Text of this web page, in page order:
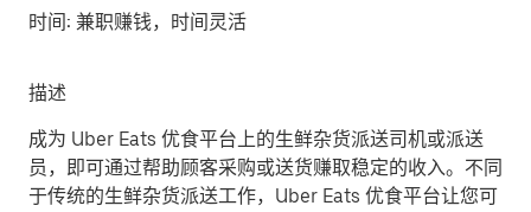
时间: 兼职赚钱，时间灵活
描述
成为 Uber Eats 优食平台上的生鲜杂货派送司机或派送
员，即可通过帮助顾客采购或送货赚取稳定的收入。不同
于传统的生鲜杂货派送工作，Uber Eats 优食平台让您可